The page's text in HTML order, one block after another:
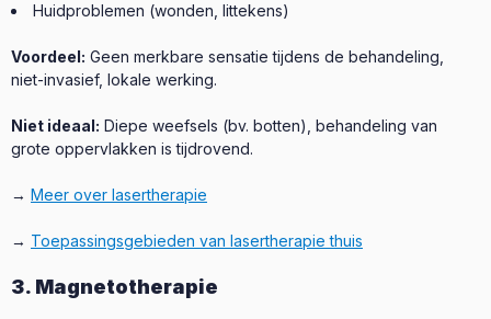
Huidproblemen (wonden, littekens)
Voordeel: Geen merkbare sensatie tijdens de behandeling,
niet-invasief, lokale werking.
Niet ideaal: Diepe weefsels (bv. botten), behandeling van
grote oppervlakken is tijdrovend.
→ Meer over lasertherapie
→ Toepassingsgebieden van lasertherapie thuis
3. Magnetotherapie